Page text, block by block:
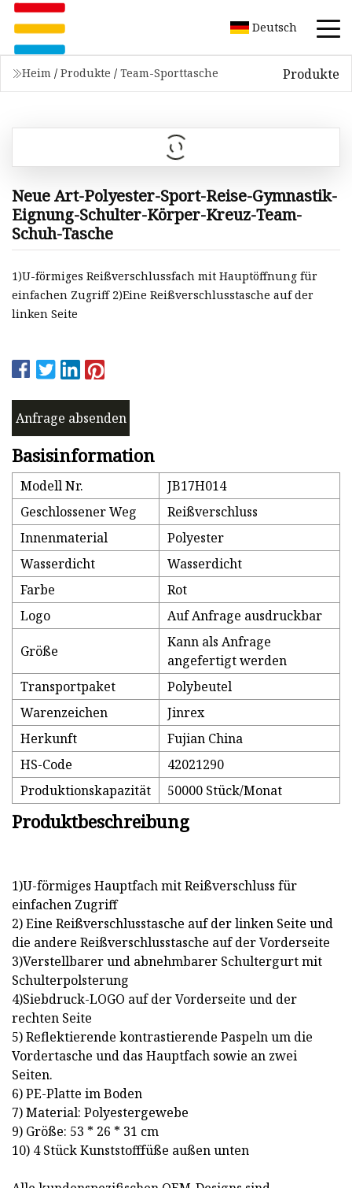
Deutsch
Heim / Produkte / Team-Sporttasche Produkte
Neue Art-Polyester-Sport-Reise-Gymnastik-
Eignung-Schulter-Körper-Kreuz-Team-
Schuh-Tasche
1)U-förmiges Reißverschlussfach mit Hauptöffnung für
einfachen Zugriff 2)Eine Reißverschlusstasche auf der
linken Seite
Anfrage absenden
Basisinformation
Modell Nr.
JB17H014
Geschlossener Weg
Reißverschluss
Innenmaterial
Polyester
Wasserdicht
Wasserdicht
Farbe
Rot
Logo
Auf Anfrage ausdruckbar
Größe
Kann als Anfrage
angefertigt werden
Transportpaket
Polybeutel
Warenzeichen
Jinrex
Herkunft
Fujian China
HS-Code
42021290
Produktionskapazität
50000 Stück/Monat
Produktbeschreibung
1)U-förmiges Hauptfach mit Reißverschluss für
einfachen Zugriff
2) Eine Reißverschlusstasche auf der linken Seite und
die andere Reißverschlusstasche auf der Vorderseite
3)Verstellbarer und abnehmbarer Schultergurt mit
Schulterpolsterung
4)Siebdruck-LOGO auf der Vorderseite und der
rechten Seite
5) Reflektierende kontrastierende Paspeln um die
Vordertasche und das Hauptfach sowie an zwei
Seiten.
6) PE-Platte im Boden
7) Material: Polyestergewebe
9) Größe: 53 * 26 * 31 cm
10) 4 Stück Kunststofffüße außen unten